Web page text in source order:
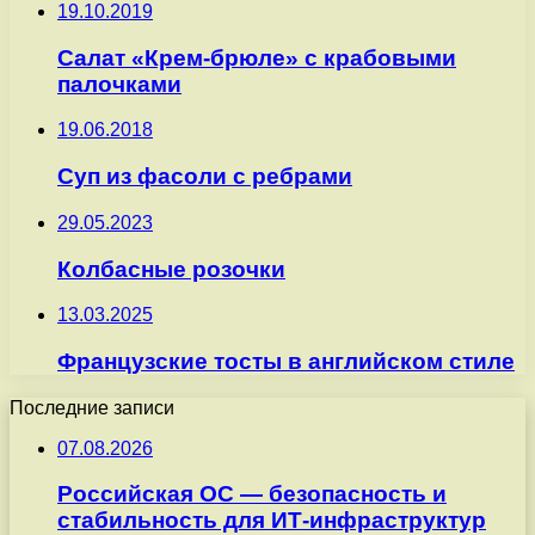
19.10.2019
Салат «Крем-брюле» с крабовыми
палочками
19.06.2018
Суп из фасоли с ребрами
29.05.2023
Колбасные розочки
13.03.2025
Французские тосты в английском стиле
Последние записи
07.08.2026
Российская ОС — безопасность и
стабильность для ИТ-инфраструктур